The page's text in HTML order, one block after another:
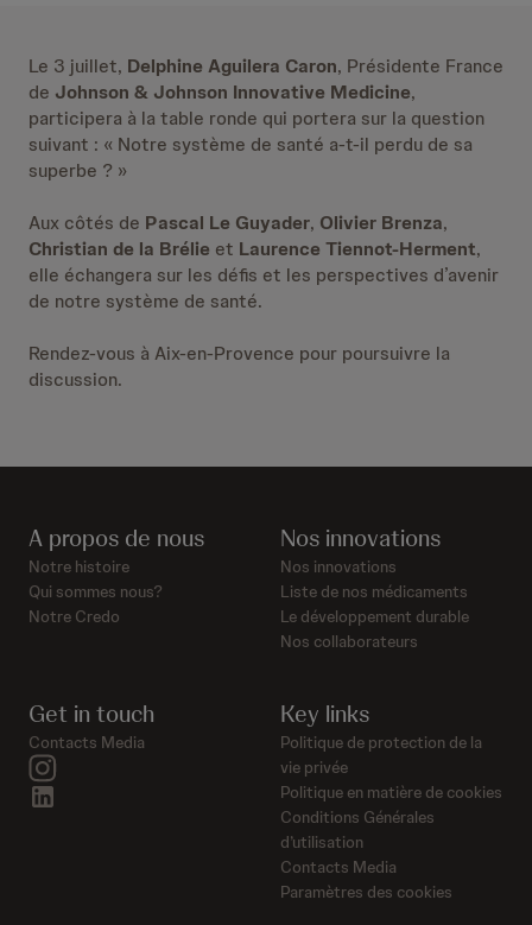
Le 3 juillet, Delphine Aguilera Caron, Présidente France
de Johnson & Johnson Innovative Medicine,
participera à la table ronde qui portera sur la question
suivant : « Notre système de santé a-t-il perdu de sa
superbe ? »
Aux côtés de Pascal Le Guyader, Olivier Brenza,
Christian de la Brélie et Laurence Tiennot-Herment,
elle échangera sur les défis et les perspectives d’avenir
de notre système de santé.
Rendez-vous à Aix-en-Provence pour poursuivre la
discussion.
A propos de nous
Notre histoire
Qui sommes nous?
Notre Credo
Nos innovations
Nos innovations
Liste de nos médicaments
Le développement durable
Nos collaborateurs
Get in touch
Contacts Media
Key links
Politique de protection de la
vie privée
Politique en matière de cookies
Conditions Générales
d’utilisation
Contacts Media
Paramètres des cookies